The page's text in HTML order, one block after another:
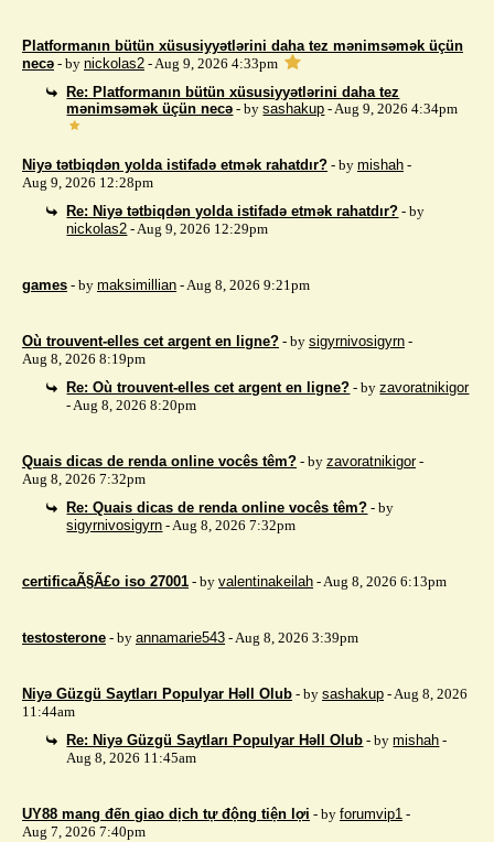
Platformanın bütün xüsusiyyətlərini daha tez mənimsəmək üçün
necə - by nickolas2 - Aug 9, 2026 4:33pm
Re: Platformanın bütün xüsusiyyətlərini daha tez
mənimsəmək üçün necə - bysashakup - Aug 9, 2026 4:34pm
Niyə tətbiqdən yolda istifadə etmək rahatdır? - by mishah -
Aug 9, 2026 12:28pm
Re: Niyə tətbiqdən yolda istifadə etmək rahatdır? - by
nickolas2 - Aug 9, 2026 12:29pm
games - by maksimillian - Aug 8, 2026 9:21pm
Où trouvent-elles cet argent en ligne? - by sigyrnivosigyrn -
Aug 8, 2026 8:19pm
Re: Où trouvent-elles cet argent en ligne? - byzavoratnikigor
- Aug 8, 2026 8:20pm
Quais dicas de renda online vocês têm? - by zavoratnikigor-
Aug 8, 2026 7:32pm
Re: Quais dicas de renda online vocês têm? - by
sigyrnivosigyrn - Aug 8, 2026 7:32pm
certificaÃ§Ã£o iso 27001 - by valentinakeilah - Aug 8, 2026 6:13pm
testosterone - by annamarie543 - Aug 8, 2026 3:39pm
Niyə Güzgü Saytları Populyar Həll Olub - by sashakup - Aug 8, 2026
11:44am
Re: Niyə Güzgü Saytları Populyar Həll Olub - bymishah -
Aug 8, 2026 11:45am
UY88 mang đến giao dịch tự động tiện lợi - by forumvip1 -
Aug 7, 2026 7:40pm